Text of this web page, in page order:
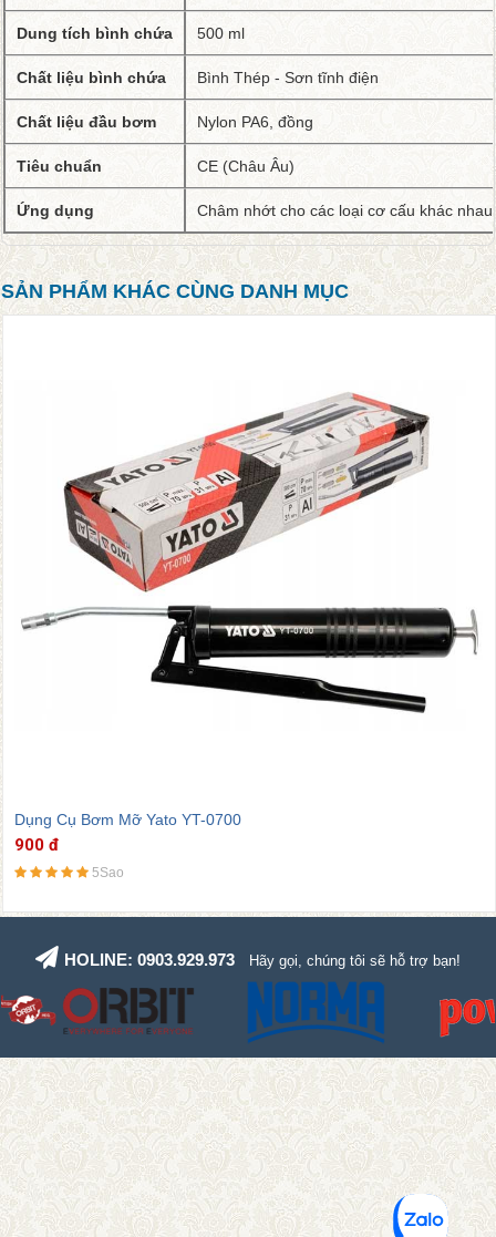
Dung tích bình chứa 500 ml
Chất liệu bình chứa Bình Thép - Sơn tĩnh điện
Chất liệu đầu bơm Nylon PA6, đồng
Tiêu chuẩn CE (Châu Âu)
Ứng dụng Châm nhớt cho các loại cơ cấu khác
SẢN PHẨM KHÁC CÙNG DANH MỤC
Dụng Cụ Bơm Mỡ Yato YT-0700
900 đ
5Sao
HOLINE: 0903.929.973 Hãy gọi, chúng tôi sẽ hỗ trợ bạn!